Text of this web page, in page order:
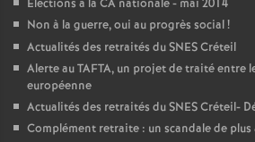
Elections à la CA nationale - mai 2014
Non à la guerre, oui au progrès social!
Actualités des retraités duSNESCréteil
Alerte auTAFTA, un projet de traité entre
européenne
Actualités des retraités duSNESCréteil-
Complément retraite : un scandale de plus